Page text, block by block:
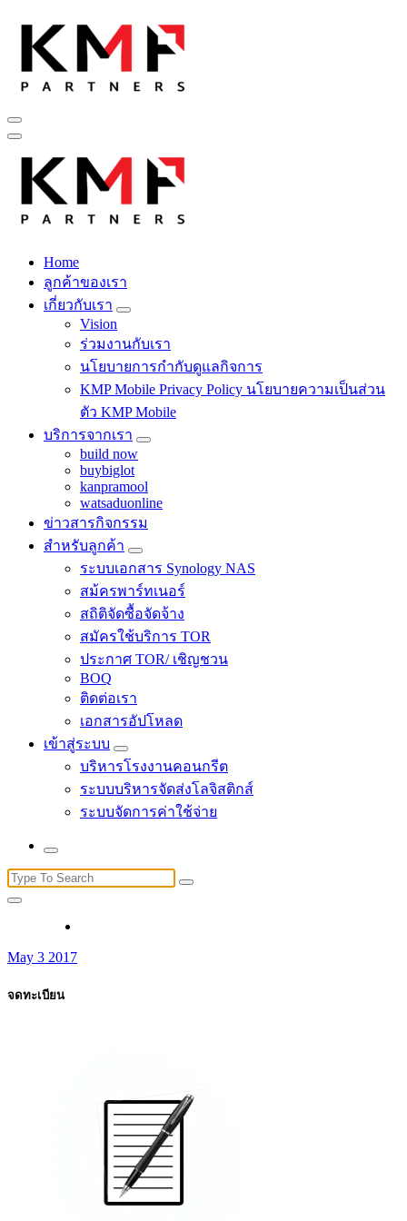
content
Fintech สำหรับวงการรับเหมาก่อสร้าง สู่อนาคตที่ดีกว่าไปพร้อม
กับเรา เพราะโอกาสรอไม่ได้
Fintech สำหรับวงการรับเหมาก่อสร้าง สู่อนาคตที่ดีกว่าไปพร้อม
กับเรา เพราะโอกาสรอไม่ได้
Home
ลูกค้าของเรา
เกี่ยวกับเรา
Vision
ร่วมงานกับเรา
นโยบายการกำกับดูแลกิจการ
KMP Mobile Privacy Policy นโยบายความเป็นส่วน
ตัว KMP Mobile
บริการจากเรา
build now
buybiglot
kanpramool
watsaduonline
ข่าวสารกิจกรรม
สำหรับลูกค้า
ระบบเอกสาร Synology NAS
สม้ครพาร์ทเนอร์
สถิติจัดซื้อจัดจ้าง
สมัครใช้บริการ TOR
ประกาศ TOR/ เชิญชวน
BOQ
ติดต่อเรา
เอกสารอัปโหลด
เข้าสู่ระบบ
บริหารโรงงานคอนกรีต
ระบบบริหารจัดส่งโลจิสติกส์
ระบบจัดการค่าใช้จ่าย
Search
for:
May 3 2017
จดทะเบียน